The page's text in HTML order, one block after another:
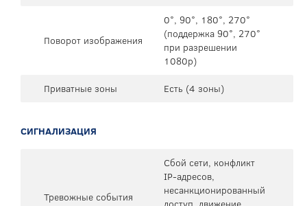
Поворот изображения
0°, 90°, 180°, 270°
(поддержка 90°, 270°
при разрешении
1080p)
Приватные зоны
Есть (4 зоны)
СИГНАЛИЗАЦИЯ
Тревожные события
Сбой сети, конфликт
IP-адресов,
несанкционированный